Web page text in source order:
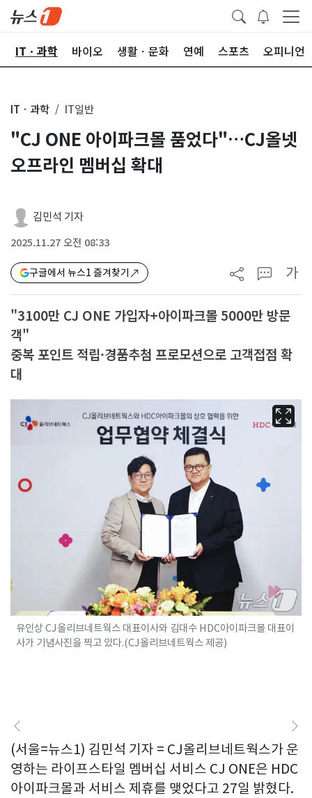
ITㆍ과학 바이오 생활ㆍ문화 연예 스포츠 오피니언
ITㆍ과학 IT일반
"CJ ONE 아이파크몰 품었다"…CJ올넷
오프라인 멤버십 확대
김민석 기자
2025.11.27 오전 08:33
구글에서 뉴스1 즐겨찾기 가
"3100만 CJ ONE 가입자+아이파크몰 5000만 방문
객"
중복 포인트 적립·경품추첨 프로모션으로 고객접점 확
대
유인상 CJ올리브네트웍스 대표이사와 김대수 HDC아이파크몰 대표이
사가 기념사진을 찍고 있다.(CJ올리브네트웍스 제공)
(서울=뉴스1) 김민석 기자 = CJ올리브네트웍스가 운
영하는 라이프스타일 멤버십 서비스 CJ ONE은 HDC
아이파크몰과 서비스 제휴를 맺었다고 27일 밝혔다.